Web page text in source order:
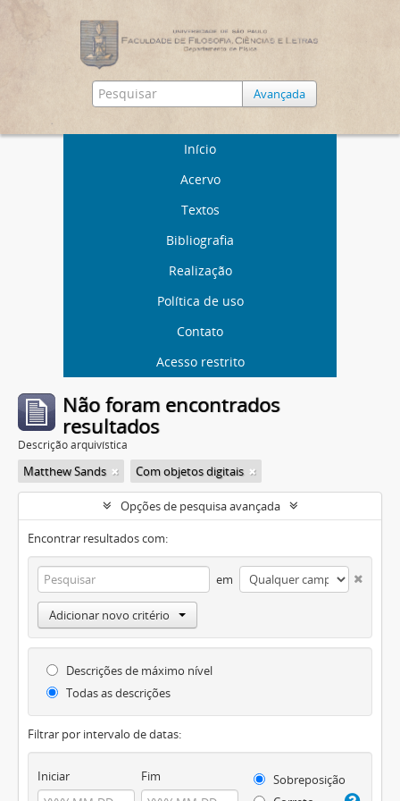
Avançada
Início
Acervo
Textos
Bibliografia
Realização
Política de uso
Contato
Acesso restrito
Não foram encontrados
resultados
Descrição arquivística
Matthew Sands Com objetos digitais
Opções de pesquisa avançada
Encontrar resultados com:
em
Adicionar novo critério
Descrições de máximo nível
Todas as descrições
Filtrar por intervalo de datas:
Iniciar Fim
Sobreposição